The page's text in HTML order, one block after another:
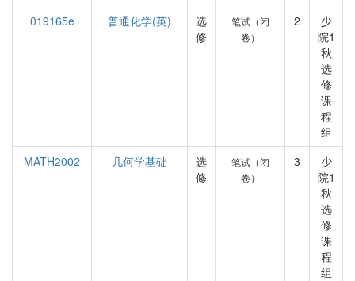
019165e
普通化学(英)
选
修
笔试（闭
卷）
2
少
院1
秋
选
修
课
程
组
MATH2002
几何学基础
选
修
笔试（闭
卷）
3
少
院1
秋
选
修
课
程
组